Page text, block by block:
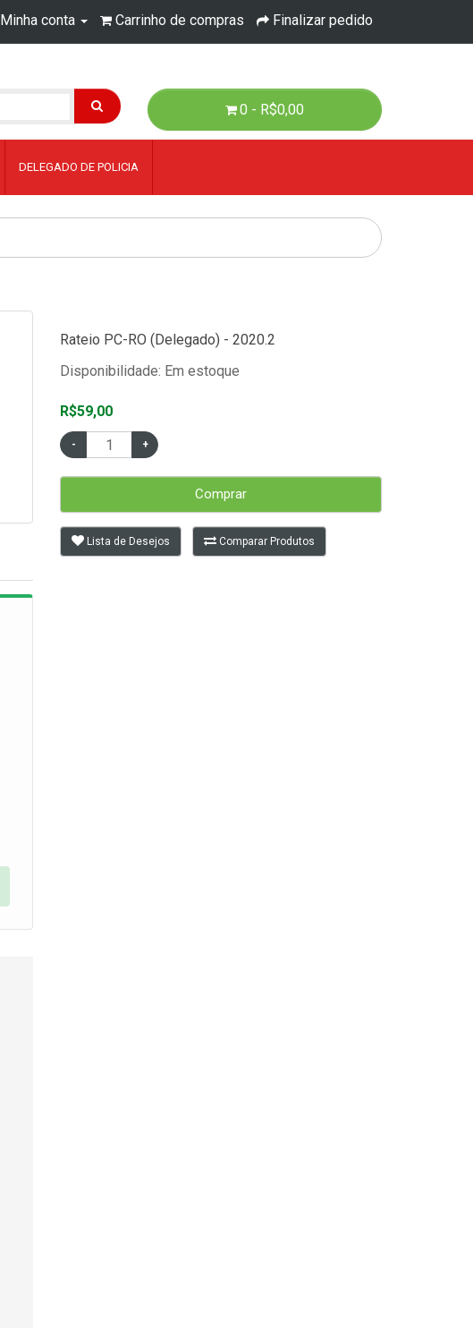
Minha conta Carrinho de compras Finalizar pedido
0 - R$0,00
DELEGADO DE POLICIA
Rateio PC-RO (Delegado) - 2020.2
Disponibilidade: Em estoque
R$59,00
Comprar
Lista de Desejos Comparar Produtos